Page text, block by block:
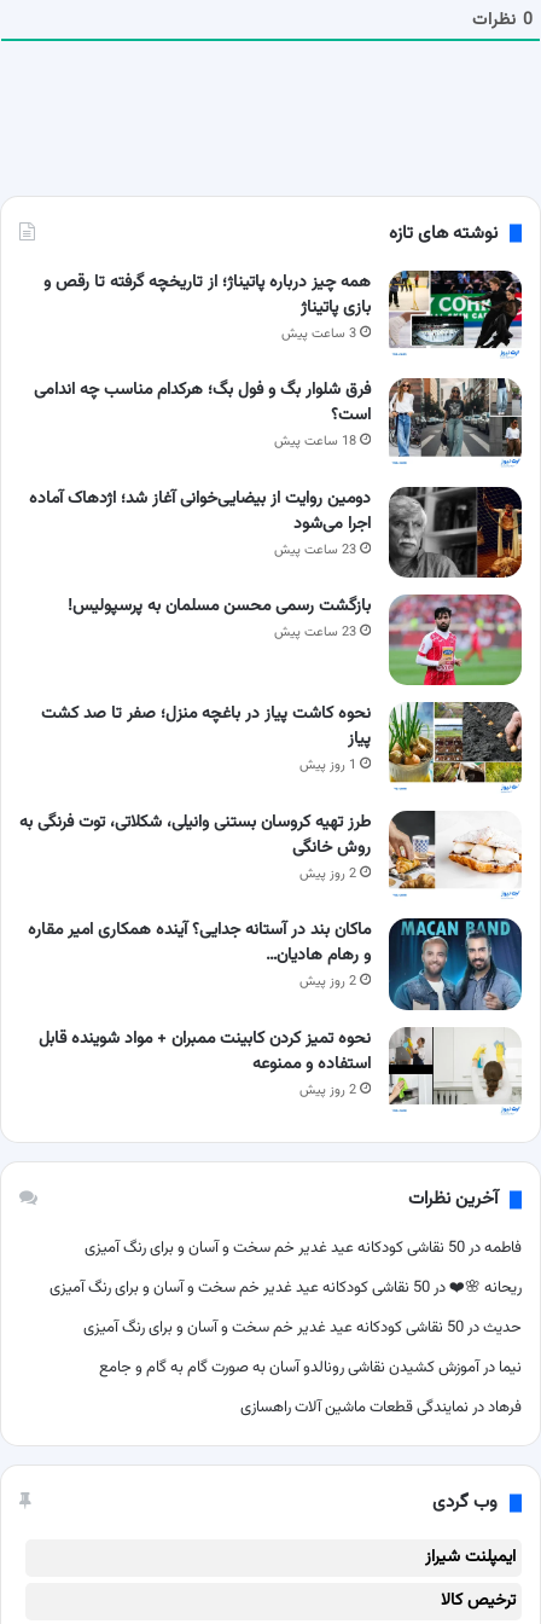
0 نظرات
نوشته های تازه
همه چیز درباره پاتیناژ؛ از تاریخچه گرفته تا رقص و
بازی پاتیناژ
3 ساعت پیش
فرق شلوار بگ و فول بگ؛ هرکدام مناسب چه اندامی
است؟
18 ساعت پیش
دومین روایت از بیضایی‌خوانی آغاز شد؛ اژدهاک آماده
اجرا می‌شود
23 ساعت پیش
بازگشت رسمی محسن مسلمان به پرسپولیس!
23 ساعت پیش
نحوه کاشت پیاز در باغچه منزل؛ صفر تا صد کشت
پیاز
1 روز پیش
طرز تهیه کروسان بستنی وانیلی، شکلاتی، توت فرنگی به
روش خانگی
2 روز پیش
ماکان بند در آستانه جدایی؟ آینده همکاری امیر مقاره
و رهام هادیان…
2 روز پیش
نحوه تمیز کردن کابینت ممبران + مواد شوینده قابل
استفاده و ممنوعه
2 روز پیش
آخرین نظرات
فاطمهدر50 نقاشی کودکانه عید غدیر خم سخت و آسان و برای رنگ آمیزی
ریحانه 🌸❤️در50 نقاشی کودکانه عید غدیر خم سخت و آسان و برای رنگ آمیزی
حدیثدر50 نقاشی کودکانه عید غدیر خم سخت و آسان و برای رنگ آمیزی
نیما درآموزش کشیدن نقاشی رونالدو آسان به صورت گام به گام و جامع
فرهاددر نمایندگی قطعات ماشین آلات راهسازی
وب گردی
ایمپلنت شیراز
ترخیص کالا